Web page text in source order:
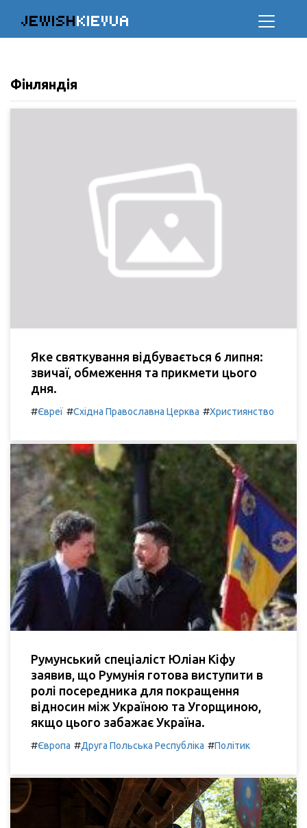
JEWISHKIEVUA
Фінляндія
Яке святкування відбувається 6 липня:
звичаї, обмеження та прикмети цього
дня.
#Євреї #Східна Православна Церква #Християнство
Румунський спеціаліст Юліан Кіфу
заявив, що Румунія готова виступити в
ролі посередника для покращення
відносин між Україною та Угорщиною,
якщо цього забажає Україна.
#Європа #Друга Польська Республіка #Політик